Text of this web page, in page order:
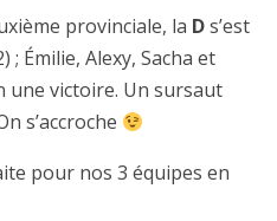
provinciale, la Ds’est
; Émilie, Alexy, Sacha et
victoire. Un sursaut
s’accroche
pour nos 3 équipes en